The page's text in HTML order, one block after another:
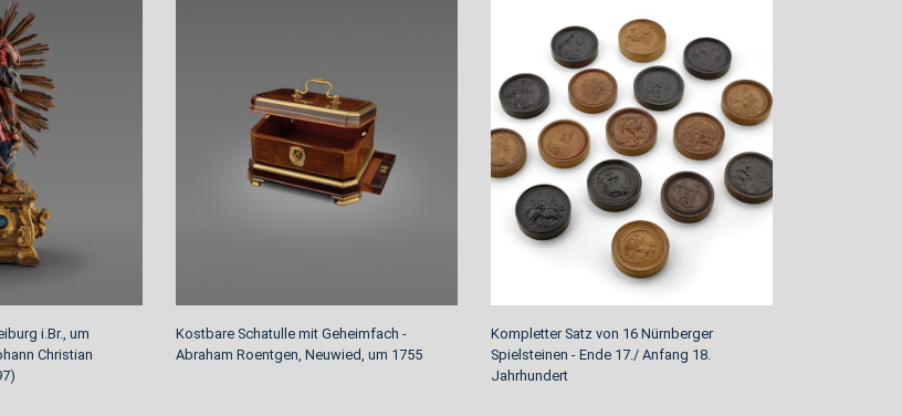
i.Br., um
Christian
Kostbare Schatulle mit Geheimfach -
Abraham Roentgen, Neuwied, um 1755
Kompletter Satz von 16 Nürnberger
Spielsteinen - Ende 17./ Anfang 18.
Jahrhundert